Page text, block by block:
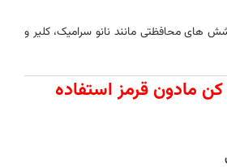
های محافظتی مانند نانو سرامیک، کلیر و
مادون قرمز استفاده